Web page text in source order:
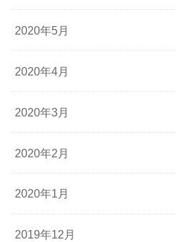
2020年5月
2020年4月
2020年3月
2020年2月
2020年1月
2019年12月